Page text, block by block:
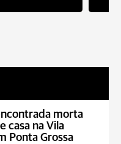
morta
casa na Vila
Ponta Grossa